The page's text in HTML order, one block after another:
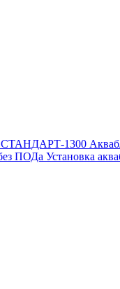
СТАНДАРТ-1300
ПОДа Установка